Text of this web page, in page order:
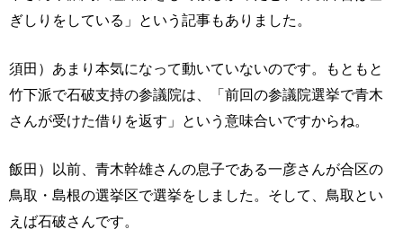
ぎしりをしている」という記事もありました。
須田）あまり本気になって動いていないのです。もともと
竹下派で石破支持の参議院は、「前回の参議院選挙で青木
さんが受けた借りを返す」という意味合いですからね。
飯田）以前、青木幹雄さんの息子である一彦さんが合区の
鳥取・島根の選挙区で選挙をしました。そして、鳥取とい
えば石破さんです。